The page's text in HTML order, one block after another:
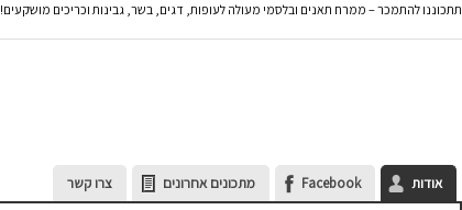
תתכוננו להתמכר – ממרח תאנים ובלסמי מעולה לעופות, דגים, בשר, גבינות וכריכים מושקעים!
אודות Facebook מתכונים אחרונים צרו קשר